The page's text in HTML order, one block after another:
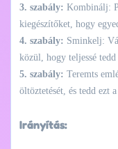
3. szabály: Kombinálj:
kiegészítőket, hogy
4. szabály: Sminkelj:
közül, hogy teljessé tedd
5. szabály: Teremts
öltöztetését, és tedd ezt
Irányítás: